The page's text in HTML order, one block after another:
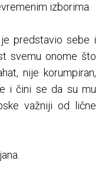
izborima.
predstavio sebe i
svemu onome što
nije korumpiran,
i čini se da su mu
važniji od lične